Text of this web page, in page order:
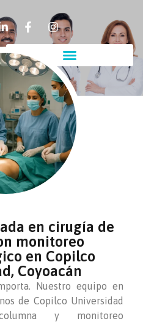
en cirugía de
monitoreo
en Copilco
Coyoacán
Nuestro equipo en
de Copilco Universidad
y monitoreo